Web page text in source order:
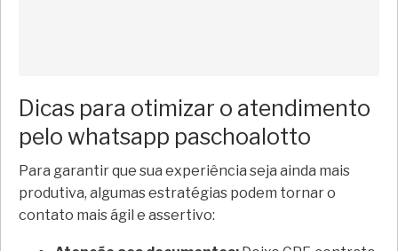
Dicas para otimizar o atendimento
pelo whatsapp paschoalotto
Para garantir que sua experiência seja ainda mais
produtiva, algumas estratégias podem tornar o
contato mais ágil e assertivo: